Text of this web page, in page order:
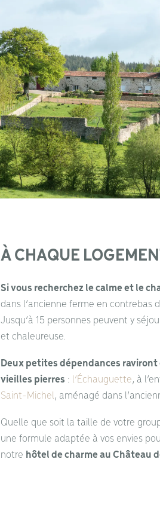
À CHAQUE
Si vous recherchez le calme et le
dans l’ancienne ferme en contrebas
Jusqu’à 15 personnes peuvent y
et chaleureuse.
Deux petites dépendances
vieilles pierres : l’Échauguette, à
Saint-Michel, aménagé dans
Quelle que soit la taille de votre
une formule adaptée à vos envies
notre hôtel de charme au Château